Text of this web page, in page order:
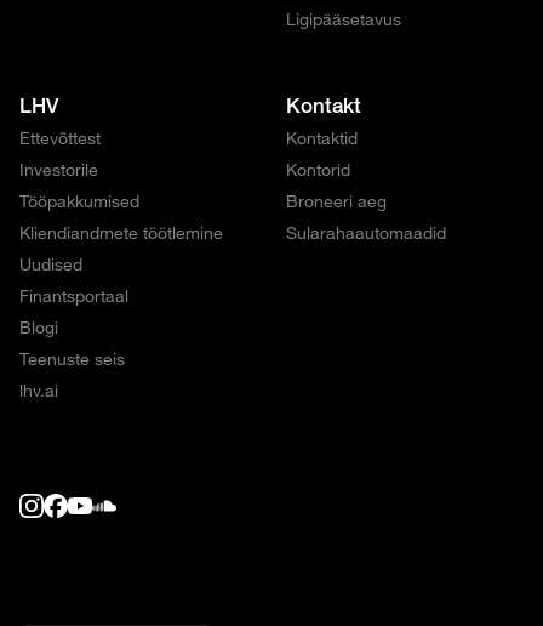
Ligipääsetavus
LHV
Ettevõttest
Investorile
Tööpakkumised
Kliendiandmete töötlemine
Uudised
Finantsportaal
Blogi
Teenuste seis
lhv.ai
Kontakt
Kontaktid
Kontorid
Broneeri aeg
Sularahaautomaadid